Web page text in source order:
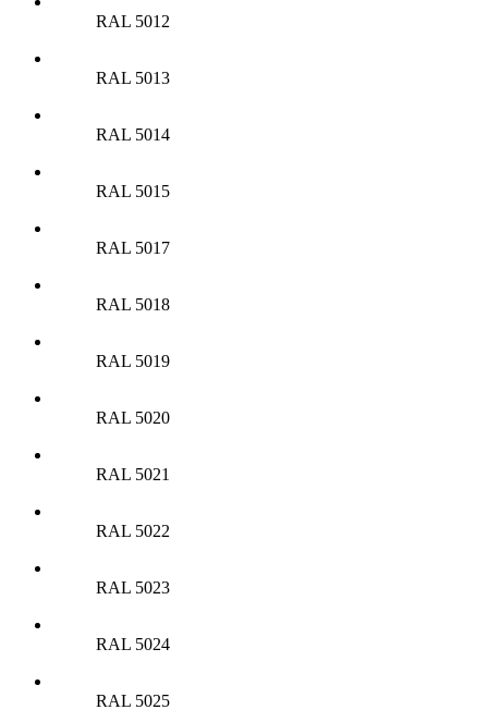
RAL 5012
RAL 5013
RAL 5014
RAL 5015
RAL 5017
RAL 5018
RAL 5019
RAL 5020
RAL 5021
RAL 5022
RAL 5023
RAL 5024
RAL 5025